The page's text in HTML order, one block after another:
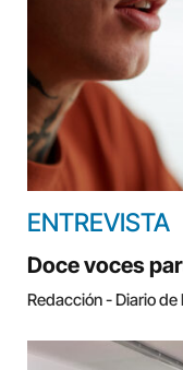
ENTREVISTA
Doce voces
Redacción - Diario de